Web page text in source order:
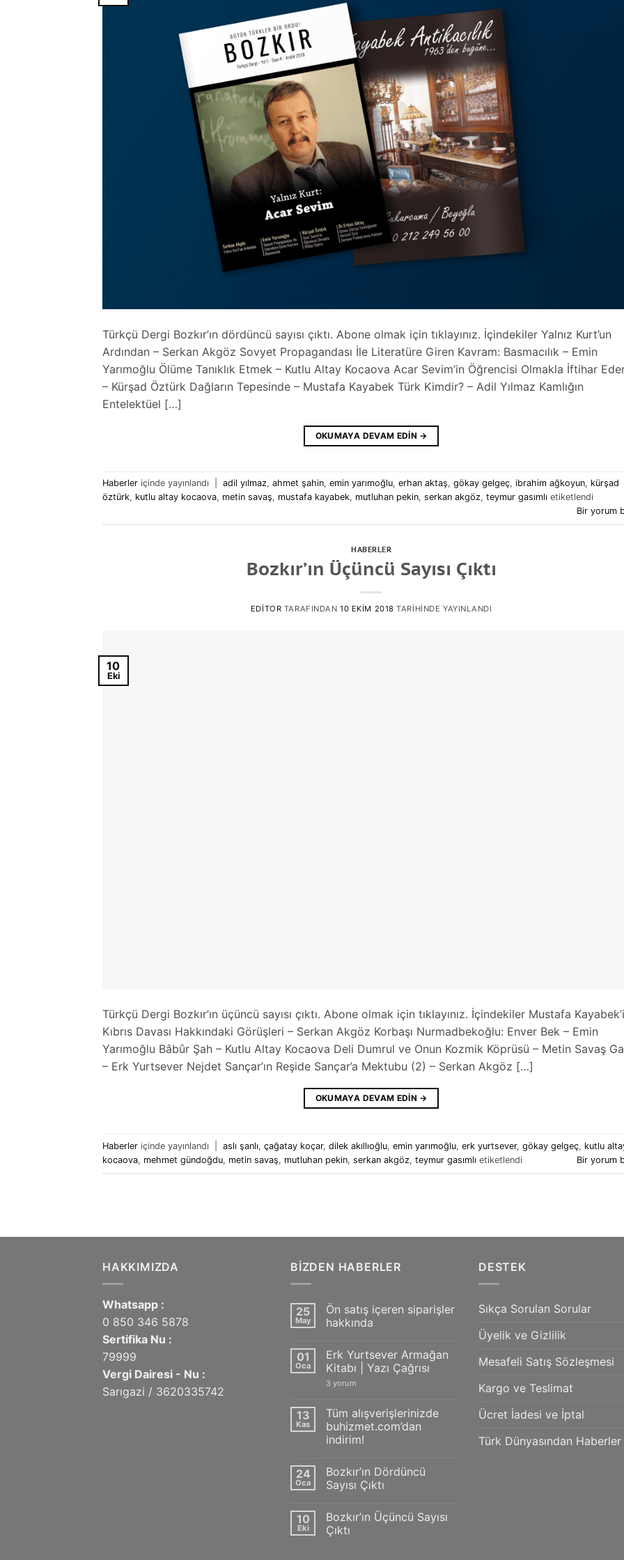
Türkçü Dergi Bozkır’ın dördüncü sayısı çıktı. Abone olmak için tıklayınız. İçindekiler Yalnız Kurt’un
Ardından – Serkan Akgöz Sovyet Propagandası İle Literatüre Giren Kavram: Basmacılık – Emin
Yarımoğlu Ölüme Tanıklık Etmek – Kutlu Altay Kocaova Acar Sevim’in Öğrencisi Olmakla İftihar
– Kürşad Öztürk Dağların Tepesinde – Mustafa Kayabek Türk Kimdir? – Adil Yılmaz Kamlığın
Entelektüel […]
OKUMAYA DEVAM EDIN →
Haberler içinde yayınlandı adil yılmaz, ahmet şahin, emin yarımoğlu, erhan aktaş, gökay gelgeç, ibrahim ağkoyun, kürşad
öztürk, kutlu altay kocaova, metin savaş, mustafa kayabek, mutluhan pekin, serkan akgöz, teymur gasımlı etiketlendi
Bir yorum
HABERLER
Bozkır’ın Üçüncü Sayısı Çıktı
EDITOR TARAFINDAN 10 EKIM 2018 TARIHINDE YAYINLANDI
10
Eki
Türkçü Dergi Bozkır’ın üçüncü sayısı çıktı. Abone olmak için tıklayınız. İçindekiler Mustafa
Kıbrıs Davası Hakkındaki Görüşleri – Serkan Akgöz Korbaşı Nurmadbekoğlu: Enver Bek – Emin
Yarımoğlu Bâbûr Şah – Kutlu Altay Kocaova Deli Dumrul ve Onun Kozmik Köprüsü – Metin Savaş
– Erk Yurtsever Nejdet Sançar’ın Reşide Sançar’a Mektubu (2) – Serkan Akgöz […]
OKUMAYA DEVAM EDIN →
Haberler içinde yayınlandı aslı şanlı, çağatay koçar, dilek akıllıoğlu, emin yarımoğlu, erk yurtsever, gökay gelgeç, kutlu
kocaova, mehmet gündoğdu, metin savaş, mutluhan pekin, serkan akgöz, teymur gasımlı etiketlendi Bir yorum
HAKKIMIZDA
Whatsapp :
0 850 346 5878
Sertifika Nu :
79999
Vergi Dairesi - Nu :
Sarıgazi / 3620335742
BIZDEN HABERLER
25
May
Ön satış içeren siparişler
hakkında
Ön
satış
içeren
siparişler
01
Oca
Erk Yurtsever Armağan
Kitabı | Yazı Çağrısı
Erk
Kitabı
Yazı
Çağrısı
için
3 yorum
13
Kas
Tüm alışverişlerinizde
buhizmet.com’dan
indirim!
Tüm
alışverişlerinizde
buhizmet.com’dan
24
Oca
Bozkır’ın Dördüncü
Sayısı Çıktı
Bozkır’ın
Dördüncü
Sayısı
10
Eki
Bozkır’ın Üçüncü Sayısı
Çıktı
DESTEK
Sıkça Sorulan Sorular
Üyelik ve Gizlilik
Mesafeli Satış Sözleşmesi
Kargo ve Teslimat
Ücret İadesi ve İptal
Türk Dünyasından Haberler